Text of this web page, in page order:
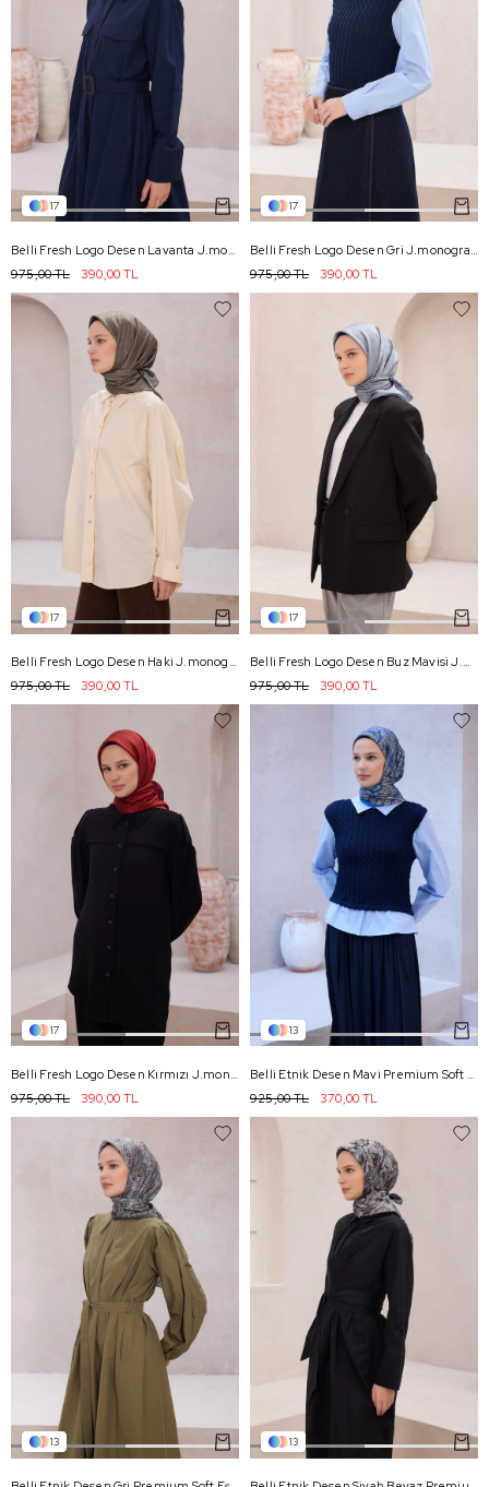
17
390,00 TL
975,00 TL
17
390,00 TL
975,00 TL
17
Belli Fresh Logo Desen Haki J.monogram Eşarp - 2014
390,00 TL
975,00 TL
17
Belli Fresh Logo Desen Buz Mavisi J.monogram Eşarp - 2121
390,00 TL
975,00 TL
17
390,00 TL
975,00 TL
13
370,00 TL
925,00 TL
13 13